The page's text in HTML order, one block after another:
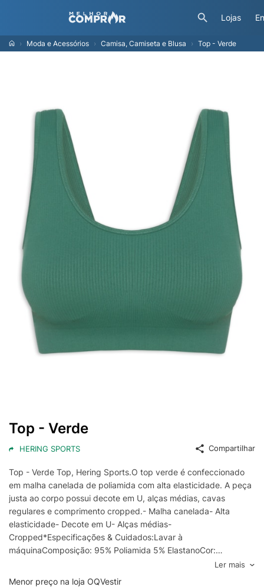
Lojas
Moda e Acessórios Camisa, Camiseta e Blusa Top - Verde
Top - Verde
HERING SPORTS Compartilhar
Top - Verde Top, Hering Sports.O top verde é confeccionado
em malha canelada de poliamida com alta elasticidade. A peça
justa ao corpo possui decote em U, alças médias, cavas
regulares e comprimento cropped.- Malha canelada- Alta
elasticidade- Decote em U- Alças médias-
Cropped*Especificações & Cuidados:Lavar à
máquinaComposição: 95% Poliamida 5% ElastanoCor:
VerdeMarca: Hering Sports*Cropped: comprimento curtoLer mais
Menor preço na loja OQVestir